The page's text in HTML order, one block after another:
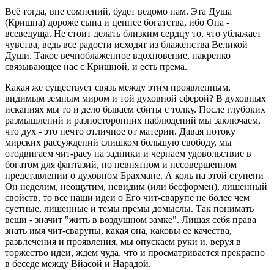
Всё тогда, вне сомнений, будет ведомо нам. Эта Душа
(Кришна) дороже сына и ценнее богатства, ибо Она -
всеведуща. Не стоит делать близким сердцу то, что ублажает
чувства, ведь все радости исходят из блаженства Великой
Души. Такое вечноблаженное вдохновение, накрепко
связывающее нас с Кришной, и есть према.
Какая же существует связь между этим проявленным,
видимым земным миром и той духовной сферой? В духовных
исканиях мы то и дело бываем сбиты с толку. После глубоких
размышлений и разносторонних наблюдений мы заключаем,
что дух - это нечто отличное от материи. Давая потоку
мирских рассуждений слишком большую свободу, мы
отодвигаем чит-расу на задники и черпаем удовольствие в
богатом для фантазий, но невнятном и несовершенном
представлении о духовном Брахмане. А коль на этой ступени
Он неделим, неощутим, невидим (или бесформен), лишенный
свойств, то все наши идеи о Его чит-сварупе не более чем
суетные, лишенные и темы премы домыслы. Так понимать
вещи - значит "жить в воздушном замке". Лишая себя права
знать имя чит-сварупы, какая она, каковы ее качества,
развлечения и проявления, мы опускаем руки и, веруя в
торжество идеи, ждем чуда, что и просматривается прекрасно
в беседе между Вйасой и Нарадой.